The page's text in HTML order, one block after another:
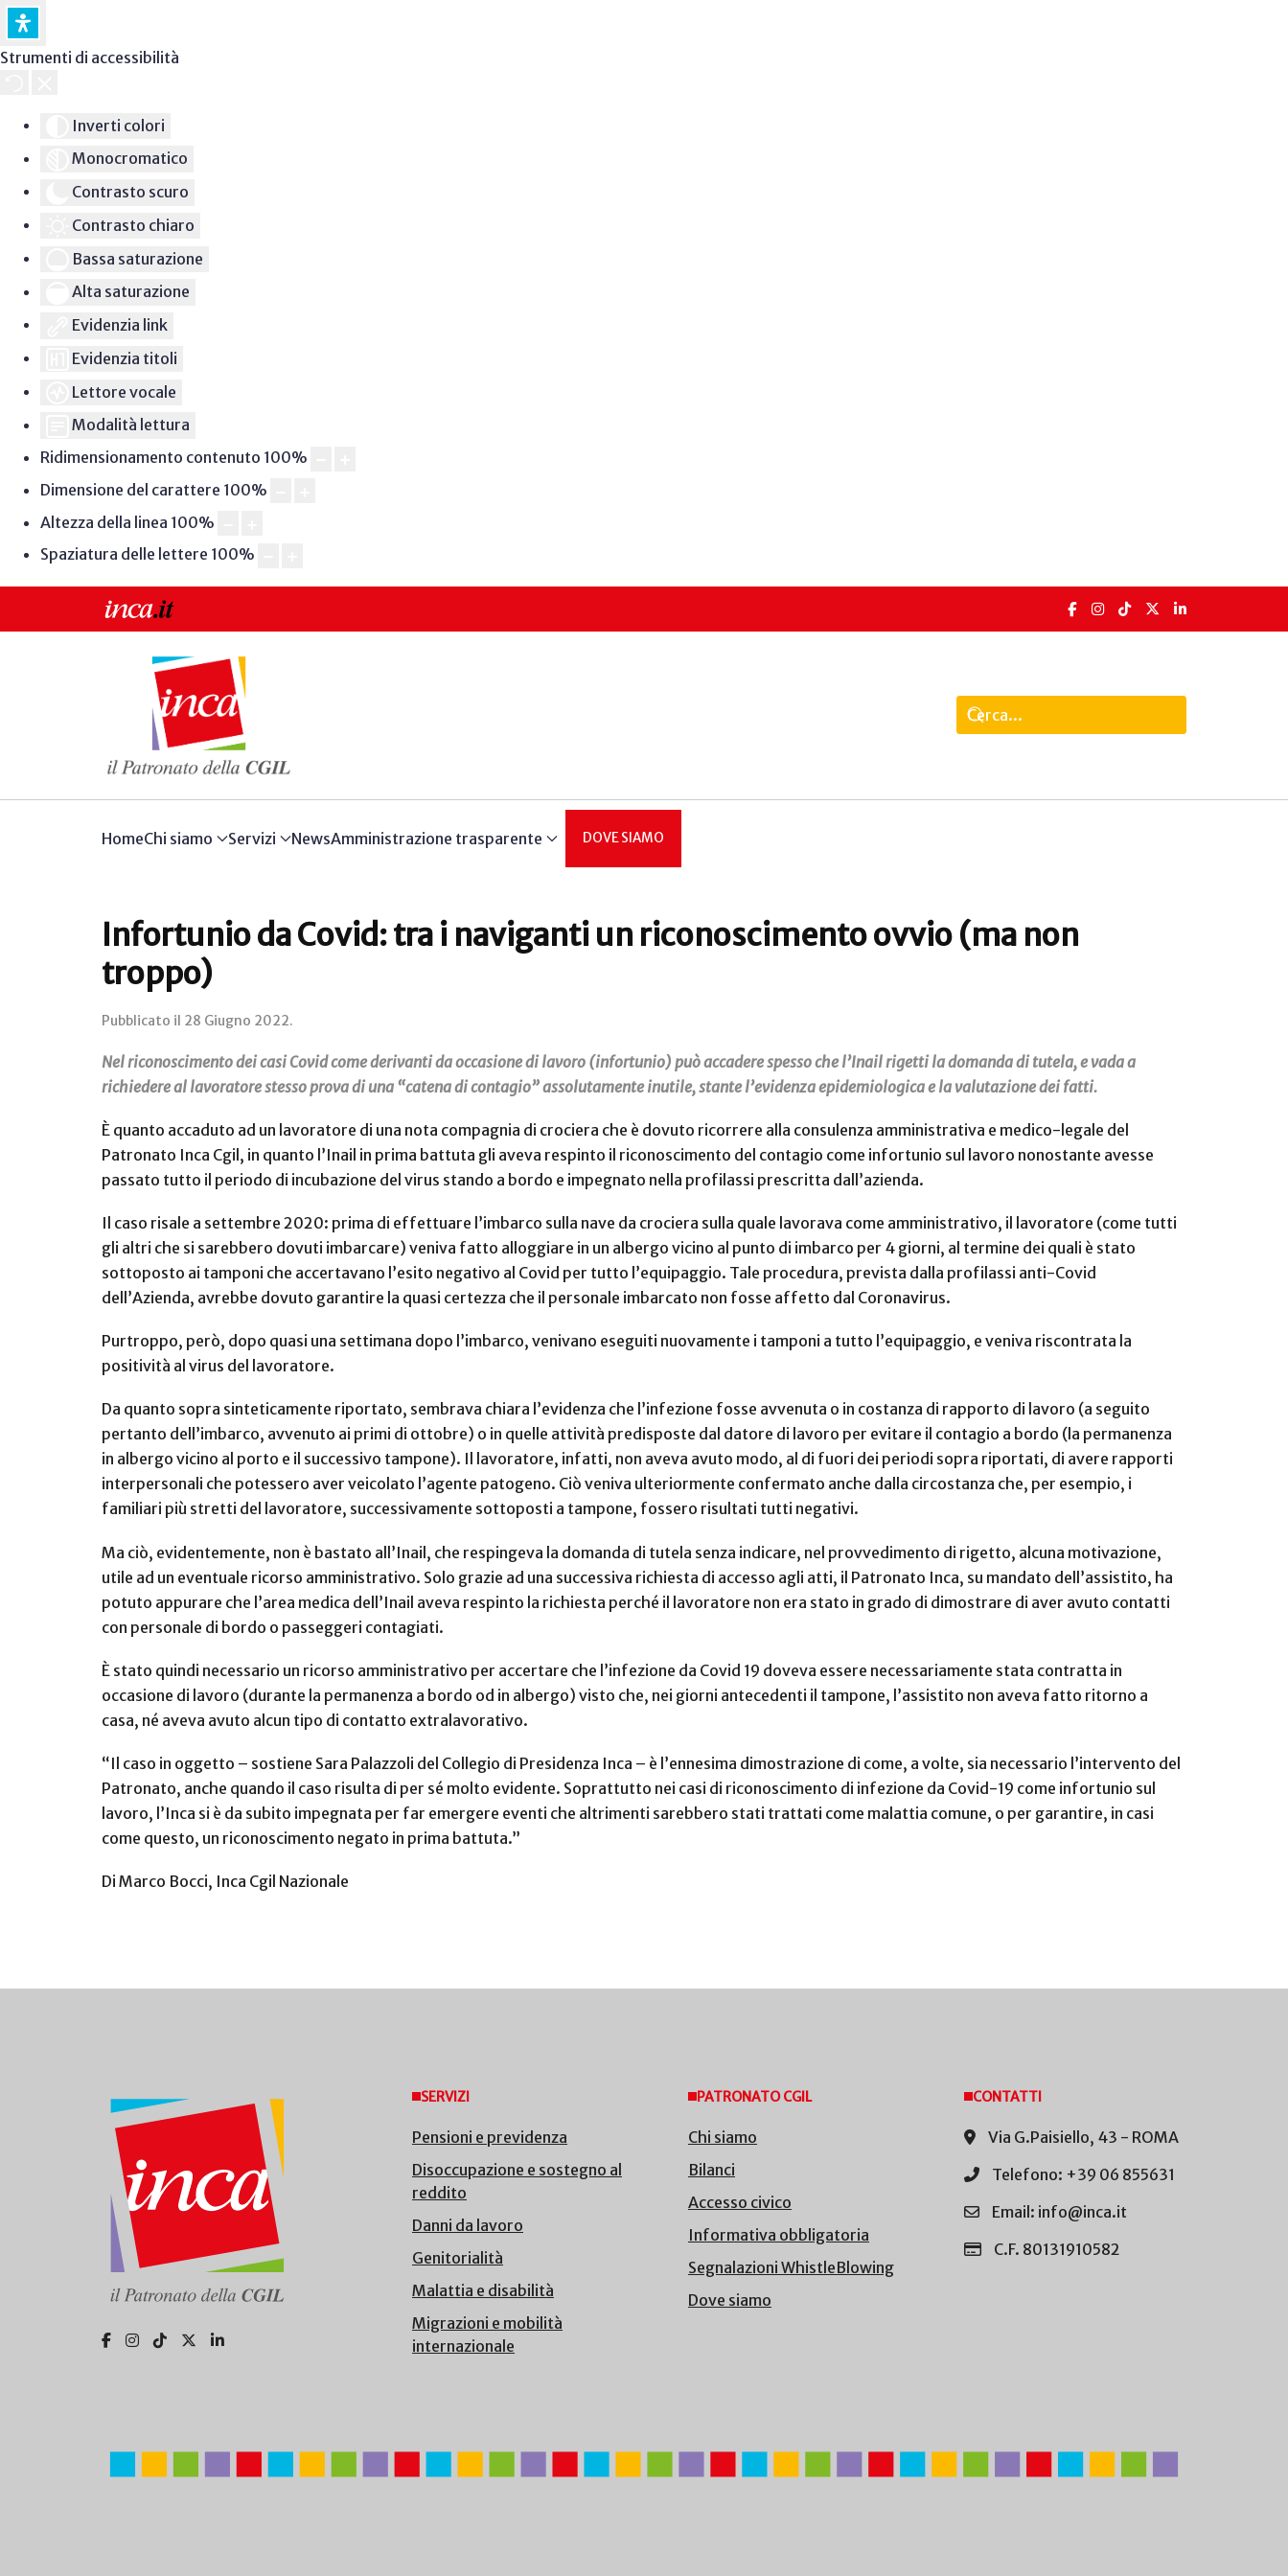
Strumenti di accessibilità
Inverti colori
Monocromatico
Contrasto scuro
Contrasto chiaro
Bassa saturazione
Alta saturazione
Evidenzia link
Evidenzia titoli
Lettore vocale
Modalità lettura
Ridimensionamento contenuto 100%
Dimensione del carattere 100%
Altezza della linea 100%
Spaziatura delle lettere 100%
HomeChi siamo Servizi NewsAmministrazione trasparente DOVE SIAMO
Infortunio da Covid: tra i naviganti un riconoscimento ovvio (ma non
troppo)
Pubblicato il 28 Giugno 2022.
Nel riconoscimento dei casi Covid come derivanti da occasione di lavoro (infortunio) può accadere spesso che l’Inail rigetti la domanda di tutela, e vada a
richiedere al lavoratore stesso prova di una “catena di contagio” assolutamente inutile, stante l’evidenza epidemiologica e la valutazione dei fatti.
È quanto accaduto ad un lavoratore di una nota compagnia di crociera che è dovuto ricorrere alla consulenza amministrativa e medico-legale del
Patronato Inca Cgil, in quanto l’Inail in prima battuta gli aveva respinto il riconoscimento del contagio come infortunio sul lavoro nonostante avesse
passato tutto il periodo di incubazione del virus stando a bordo e impegnato nella profilassi prescritta dall’azienda.
Il caso risale a settembre 2020: prima di effettuare l’imbarco sulla nave da crociera sulla quale lavorava come amministrativo, il lavoratore (come tutti
gli altri che si sarebbero dovuti imbarcare) veniva fatto alloggiare in un albergo vicino al punto di imbarco per 4 giorni, al termine dei quali è stato
sottoposto ai tamponi che accertavano l’esito negativo al Covid per tutto l’equipaggio. Tale procedura, prevista dalla profilassi anti-Covid
dell’Azienda, avrebbe dovuto garantire la quasi certezza che il personale imbarcato non fosse affetto dal Coronavirus.
Purtroppo, però, dopo quasi una settimana dopo l’imbarco, venivano eseguiti nuovamente i tamponi a tutto l’equipaggio, e veniva riscontrata la
positività al virus del lavoratore.
Da quanto sopra sinteticamente riportato, sembrava chiara l’evidenza che l’infezione fosse avvenuta o in costanza di rapporto di lavoro (a seguito
pertanto dell’imbarco, avvenuto ai primi di ottobre) o in quelle attività predisposte dal datore di lavoro per evitare il contagio a bordo (la permanenza
in albergo vicino al porto e il successivo tampone). Il lavoratore, infatti, non aveva avuto modo, al di fuori dei periodi sopra riportati, di avere rapporti
interpersonali che potessero aver veicolato l’agente patogeno. Ciò veniva ulteriormente confermato anche dalla circostanza che, per esempio, i
familiari più stretti del lavoratore, successivamente sottoposti a tampone, fossero risultati tutti negativi.
Ma ciò, evidentemente, non è bastato all’Inail, che respingeva la domanda di tutela senza indicare, nel provvedimento di rigetto, alcuna motivazione,
utile ad un eventuale ricorso amministrativo. Solo grazie ad una successiva richiesta di accesso agli atti, il Patronato Inca, su mandato dell’assistito, ha
potuto appurare che l’area medica dell’Inail aveva respinto la richiesta perché il lavoratore non era stato in grado di dimostrare di aver avuto contatti
con personale di bordo o passeggeri contagiati.
È stato quindi necessario un ricorso amministrativo per accertare che l’infezione da Covid 19 doveva essere necessariamente stata contratta in
occasione di lavoro (durante la permanenza a bordo od in albergo) visto che, nei giorni antecedenti il tampone, l’assistito non aveva fatto ritorno a
casa, né aveva avuto alcun tipo di contatto extralavorativo.
“Il caso in oggetto – sostiene Sara Palazzoli del Collegio di Presidenza Inca – è l’ennesima dimostrazione di come, a volte, sia necessario l’intervento del
Patronato, anche quando il caso risulta di per sé molto evidente. Soprattutto nei casi di riconoscimento di infezione da Covid-19 come infortunio sul
lavoro, l’Inca si è da subito impegnata per far emergere eventi che altrimenti sarebbero stati trattati come malattia comune, o per garantire, in casi
come questo, un riconoscimento negato in prima battuta.”
Di Marco Bocci, Inca Cgil Nazionale
SERVIZI
Pensioni e previdenza
Disoccupazione e sostegno al
reddito
Danni da lavoro
Genitorialità
Malattia e disabilità
Migrazioni e mobilità
internazionale
PATRONATO CGIL
Chi siamo
Bilanci
Accesso civico
Informativa obbligatoria
Segnalazioni WhistleBlowing
Dove siamo
CONTATTI
Via G.Paisiello, 43 - ROMA
Telefono: +39 06 855631
Email: info@inca.it
C.F. 80131910582